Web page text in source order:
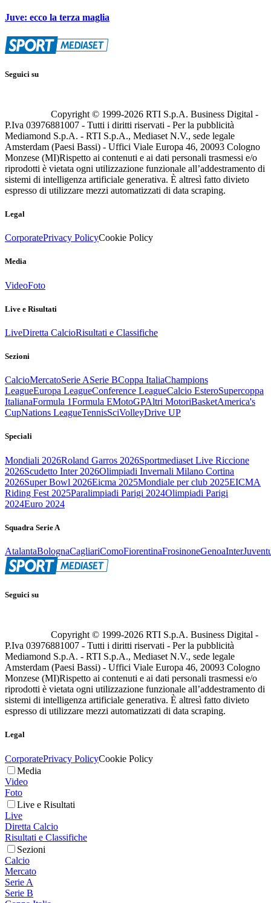
Juve: ecco la terza maglia
Seguici su
Copyright © 1999-2026 RTI S.p.A. Business Digital -
P.Iva 03976881007 - Tutti i diritti riservati - Per la pubblicità
Mediamond S.p.A. - RTI S.p.A., Mediaset N.V., sede legale
Amsterdam (Paesi Bassi) - Uffici Viale Europa 46, 20093 Cologno
Monzese (MI)Rispetto ai contenuti e ai dati personali trasmessi e/o
riprodotti è vietata ogni utilizzazione funzionale all’addestramento di
sistemi di intelligenza artificiale generativa. È altresì fatto divieto
espresso di utilizzare mezzi automatizzati di data scraping.
Legal
CorporatePrivacy PolicyCookie Policy
Media
VideoFoto
Live e Risultati
LiveDiretta CalcioRisultati e Classifiche
Sezioni
CalcioMercatoSerie ASerie BCoppa ItaliaChampions
LeagueEuropa LeagueConference LeagueCalcio EsteroSupercoppa
ItalianaFormula 1Formula EMotoGPAltri MotoriBasketAmerica's
CupNations LeagueTennisSciVolleyDrive UP
Speciali
Mondiali 2026Roland Garros 2026Sportmediaset Live Riccione
2026Scudetto Inter 2026Olimpiadi Invernali Milano Cortina
2026Super Bowl 2026Eicma 2025Mondiale per club 2025EICMA
Riding Fest 2025Paralimpiadi Parigi 2024Olimpiadi Parigi
2024Euro 2024
Squadra Serie A
AtalantaBolognaCagliariComoFiorentinaFrosinoneGenoaInter
Seguici su
Copyright © 1999-2026 RTI S.p.A. Business Digital -
P.Iva 03976881007 - Tutti i diritti riservati - Per la pubblicità
Mediamond S.p.A. - RTI S.p.A., Mediaset N.V., sede legale
Amsterdam (Paesi Bassi) - Uffici Viale Europa 46, 20093 Cologno
Monzese (MI)Rispetto ai contenuti e ai dati personali trasmessi e/o
riprodotti è vietata ogni utilizzazione funzionale all’addestramento di
sistemi di intelligenza artificiale generativa. È altresì fatto divieto
espresso di utilizzare mezzi automatizzati di data scraping.
Legal
CorporatePrivacy PolicyCookie Policy
Media
Video
Foto
Live e Risultati
Live
Diretta Calcio
Risultati e Classifiche
Sezioni
Calcio
Mercato
Serie A
Serie B